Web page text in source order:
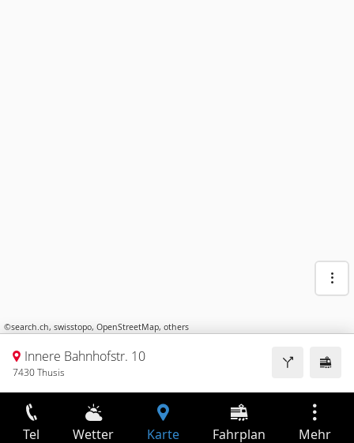
©search.ch, swisstopo, OpenStreetMap, others
Innere Bahnhofstr. 10
7430 Thusis
Tel Wetter Karte Fahrplan Mehr